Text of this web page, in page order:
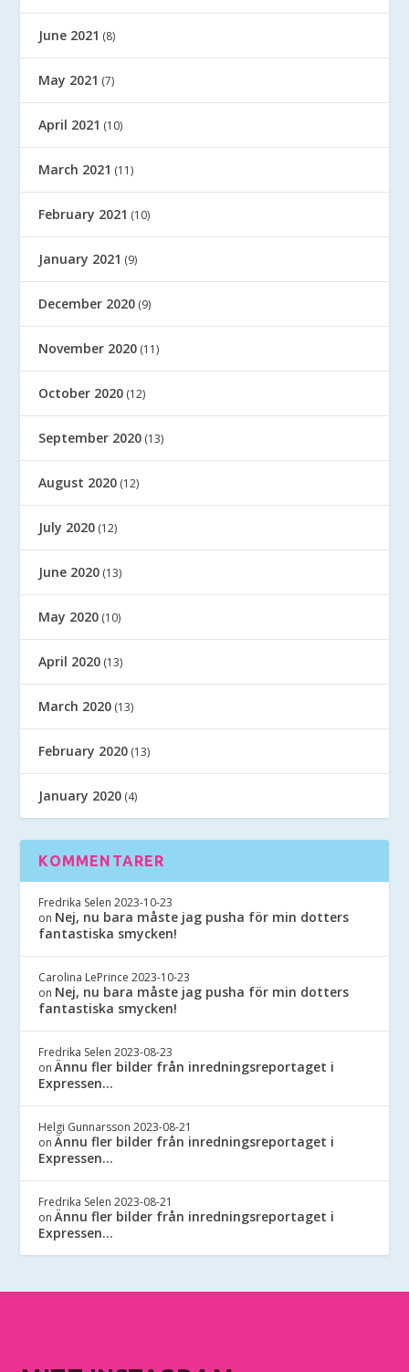
June 2021 (8)
May 2021 (7)
April 2021 (10)
March 2021 (11)
February 2021 (10)
January 2021 (9)
December 2020 (9)
November 2020 (11)
October 2020 (12)
September 2020 (13)
August 2020 (12)
July 2020 (12)
June 2020 (13)
May 2020 (10)
April 2020 (13)
March 2020 (13)
February 2020 (13)
January 2020 (4)
KOMMENTARER
Fredrika Selen 2023-10-23
on Nej, nu bara måste jag pusha för min dotters
fantastiska smycken!
Carolina LePrince 2023-10-23
on Nej, nu bara måste jag pusha för min dotters
fantastiska smycken!
Fredrika Selen 2023-08-23
onÄnnu fler bilder från inredningsreportaget i
Expressen…
Helgi Gunnarsson 2023-08-21
onÄnnu fler bilder från inredningsreportaget i
Expressen…
Fredrika Selen 2023-08-21
onÄnnu fler bilder från inredningsreportaget i
Expressen…